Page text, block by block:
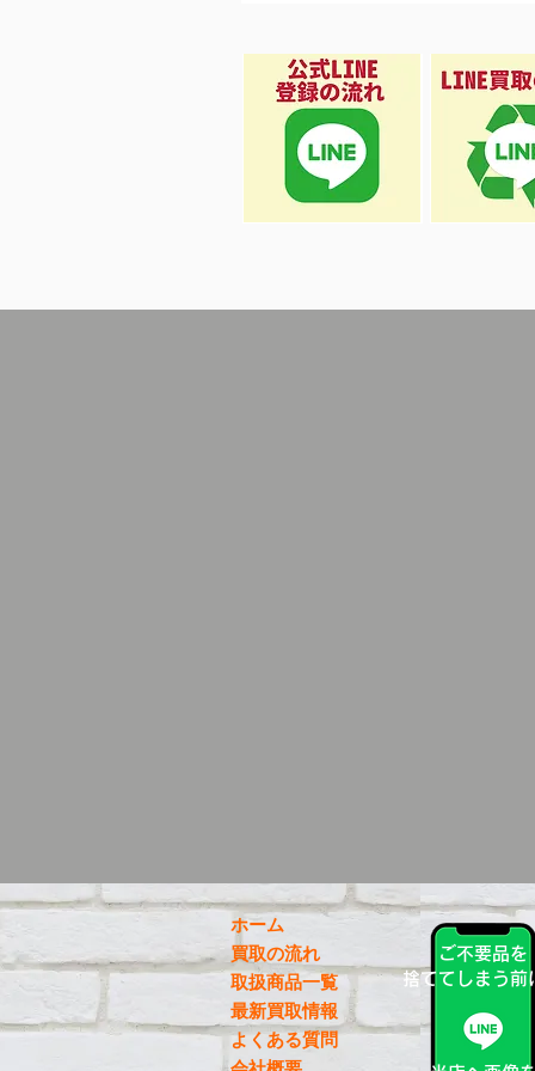
ホーム
買取の流れ
取扱商品一覧
最新買取情報
よくある質問
ご不要品を
捨ててしまう前